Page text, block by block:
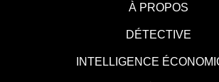
À PROPOS
DÉTECTIVE
INTELLIGENCE